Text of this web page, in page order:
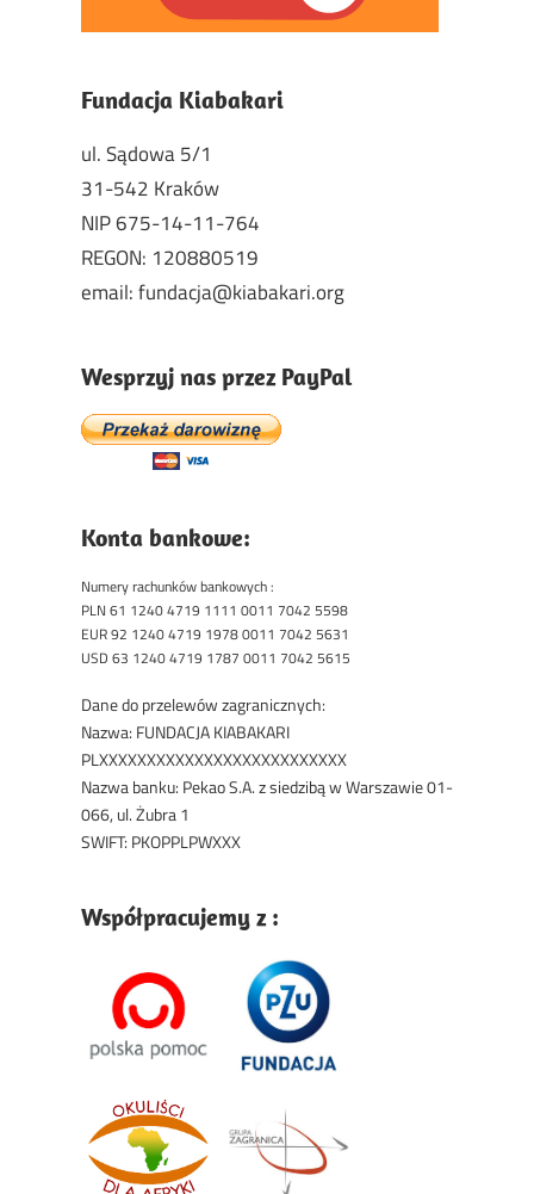
Fundacja Kiabakari
ul. Sądowa 5/1
31-542 Kraków
NIP 675-14-11-764
REGON: 120880519
email: fundacja@kiabakari.org
Wesprzyj nas przez PayPal
Konta bankowe:
Numery rachunków bankowych :
PLN 61 1240 4719 1111 0011 7042 5598
EUR 92 1240 4719 1978 0011 7042 5631
USD 63 1240 4719 1787 0011 7042 5615
Dane do przelewów zagranicznych:
Nazwa: FUNDACJA KIABAKARI
PLXXXXXXXXXXXXXXXXXXXXXXXXXX
Nazwa banku: Pekao S.A. z siedzibą w Warszawie 01-
066, ul. Żubra 1
SWIFT: PKOPPLPWXXX
Współpracujemy z :